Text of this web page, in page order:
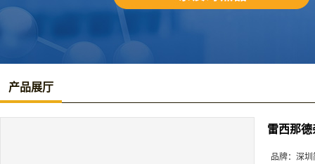
产品展厅
雷西那德
品牌： 深圳